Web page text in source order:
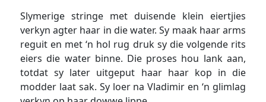
Slymerige stringe met duisende klein eiertjies
verkyn agter haar in die water. Sy maak haar arms
reguit en met ‘n hol rug druk sy die volgende rits
eiers die water binne. Die proses hou lank aan,
totdat sy later uitgeput haar haar kop in die
modder laat sak. Sy loer na Vladimir en ‘n glimlag